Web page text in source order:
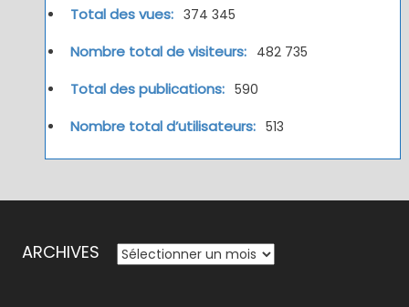
Total des vues: 374 345
Nombre total de visiteurs: 482 735
Total des publications: 590
Nombre total d’utilisateurs: 513
ARCHIVES ARCHIVES